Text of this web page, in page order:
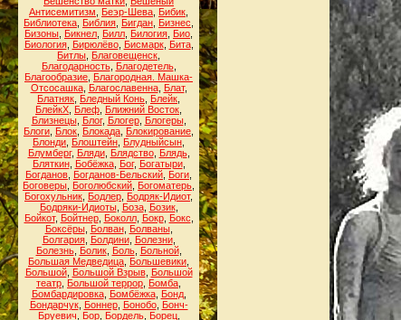
Антисемитизм
Беэр-Шева Бибик
Библиотека Библия Бигдан Бизнес
Бизоны Бикнел Билл Билогия Био
Биология, Бирюлёво, Бисмарк, Бита,
Битлы Благовещенск
Благодарность, Благодетель,
Благообразие Благородная. Машка-
Отсосашка, Благославенна, Блат,
Блатняк Бледный Конь Блейк
БлейкХ Блеф Ближний Восток
Близнецы, Блог, Блогер, Блогеры,
Блоги Блок Блокада Блокирование
Блонди Блоштейн Блудныйсын
Блумберг, Бляди, Блядство, Блядь,
Бляткин, Бобёжка, Бог, Богатыри,
Богданов Богданов-Бельский Боги
Боговеры Боголюбский Богоматерь
Богохульник Бодлер Бодряк-Идиот,
Бодряки-Идиоты, Боза, Бозик,
Бойкот, Бойтнер, Боколл, Бокр, Бокс
Боксёры, Болван, Болваны,
Болгария, Болдини, Болезни,
Болезнь, Болик, Боль, Больной,
Большая Медведица Большевики
Большой, Большой Взрыв, Большой
театр Большой террор Бомба
Бомбардировка, Бомбёжка, Бонд,
Бондарчук, Боннер, Бонобо, Бонч-
Бруевич
Бор, Бордель, Борец,